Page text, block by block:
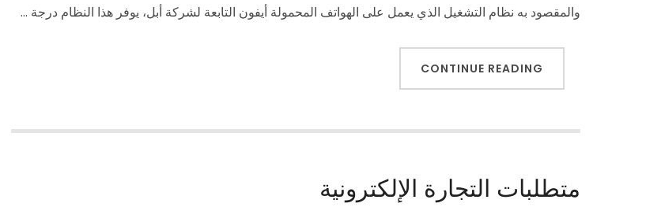
والمقصود به نظام التشغيل الذي يعمل على الهواتف المحمولة أيفون التابعة لشركة أبل، يوفر هذا النظام درجة …
CONTINUE READING
متطلبات التجارة الإلكترونية